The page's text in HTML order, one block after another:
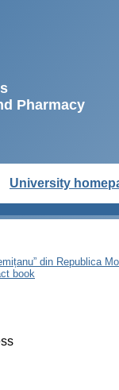
Pharmacy
University
din Republica
book